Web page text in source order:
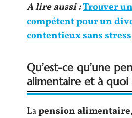
A lire aussi :Trouver
compétent pour un
contentieux sans stress
Qu’est-ce qu’une
alimentaire et à quoi
Lapension alimentaire